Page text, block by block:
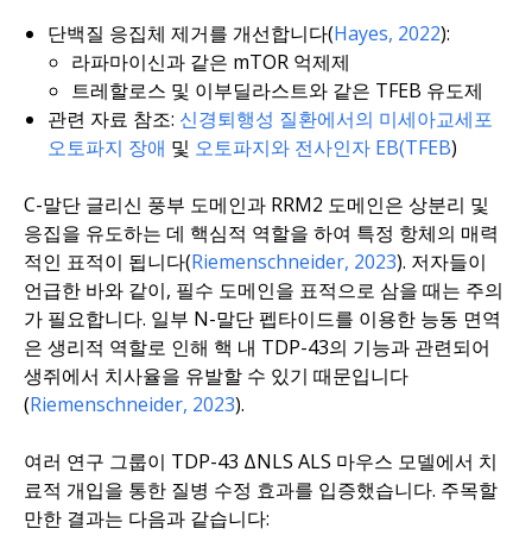
단백질 응집체 제거를 개선합니다(Hayes, 2022):
라파마이신과 같은 mTOR 억제제
트레할로스 및 이부딜라스트와 같은 TFEB 유도제
관련 자료 참조: 신경퇴행성 질환에서의 미세아교세포
오토파지 장애 및 오토파지와 전사인자 EB(TFEB)
C-말단 글리신 풍부 도메인과 RRM2 도메인은 상분리 및
응집을 유도하는 데 핵심적 역할을 하여 특정 항체의 매력
적인 표적이 됩니다(Riemenschneider, 2023). 저자들이
언급한 바와 같이, 필수 도메인을 표적으로 삼을 때는 주의
가 필요합니다. 일부 N-말단 펩타이드를 이용한 능동 면역
은 생리적 역할로 인해 핵 내 TDP-43의 기능과 관련되어
생쥐에서 치사율을 유발할 수 있기 때문입니다
(Riemenschneider, 2023).
여러 연구 그룹이 TDP-43 ΔNLS ALS 마우스 모델에서 치
료적 개입을 통한 질병 수정 효과를 입증했습니다. 주목할
만한 결과는 다음과 같습니다: